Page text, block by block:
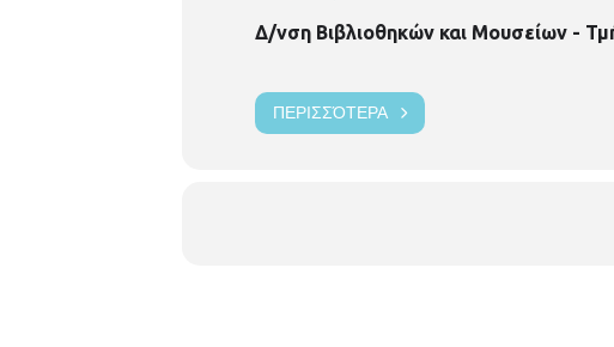
Δ/νση Βιβλιοθηκών και Μουσείων -
ΠΕΡΙΣΣΌΤΕΡΑ